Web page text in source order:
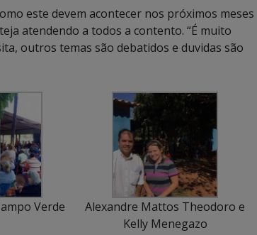
este devem acontecer nos próximos meses
atendendo a todos a contento. “É muito
outros temas são debatidos e duvidas são
Verde
Alexandre Mattos Theodoro e
Kelly Menegazo